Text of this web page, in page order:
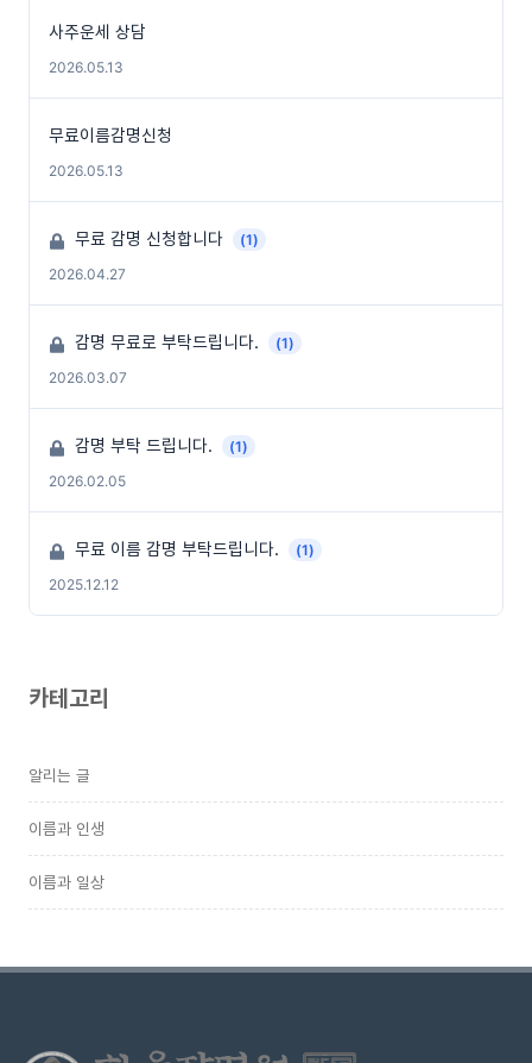
사주운세 상담
2026.05.13
무료이름감명신청
2026.05.13
무료 감명 신청합니다
(1)
2026.04.27
감명 무료로 부탁드립니다.
(1)
2026.03.07
감명 부탁 드립니다.
(1)
2026.02.05
무료 이름 감명 부탁드립니다.
(1)
2025.12.12
카테고리
알리는 글
이름과 인생
이름과 일상